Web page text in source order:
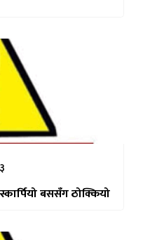
बससँग ठोक्कियो